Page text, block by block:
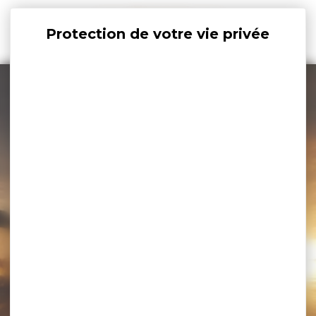
Panneau de gestion des cookies